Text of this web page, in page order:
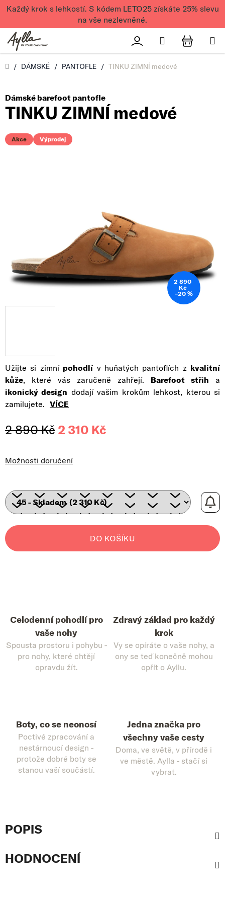
Přejít na obsah
Každý krok s lehkostí. S kódem LETO25 získáte 25% slevu
na vše nezlevněné.
Přihlášení
Hledat
Úvod
/ DÁMSKÉ / PANTOFLE / TINKU ZIMNÍ medové
Užijte si zimní pohodlí v huňatých pantoflích z kvalitní
kůže, které vás zaručeně zahřejí. Barefoot střih a
ikonický design dodají vašim krokům lehkost, kterou si
zamilujete. VÍCE
2 890 Kč 2 310 Kč
Možnosti doručení
DO KOŠÍKU
Dámské barefoot pantofle
TINKU ZIMNÍ medové
Akce Výprodej
2 890
Kč
–20 %
Celodenní pohodlí pro
vaše nohy
Spousta prostoru i pohybu -
pro nohy, které chtějí
opravdu žít.
Zdravý základ pro každý
krok
Vy se opíráte o vaše nohy, a
ony se teď konečně mohou
opřít o Ayllu.
Boty, co se neonosí
Poctivé zpracování a
nestárnoucí design -
protože dobré boty se
stanou vaší součástí.
Jedna značka pro
všechny vaše cesty
Doma, ve světě, v přírodě i
ve městě. Aylla - stačí si
vybrat.
POPIS
HODNOCENÍ